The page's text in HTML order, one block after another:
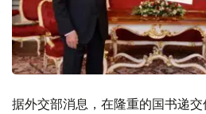
据外交部消息，在隆重的国书递